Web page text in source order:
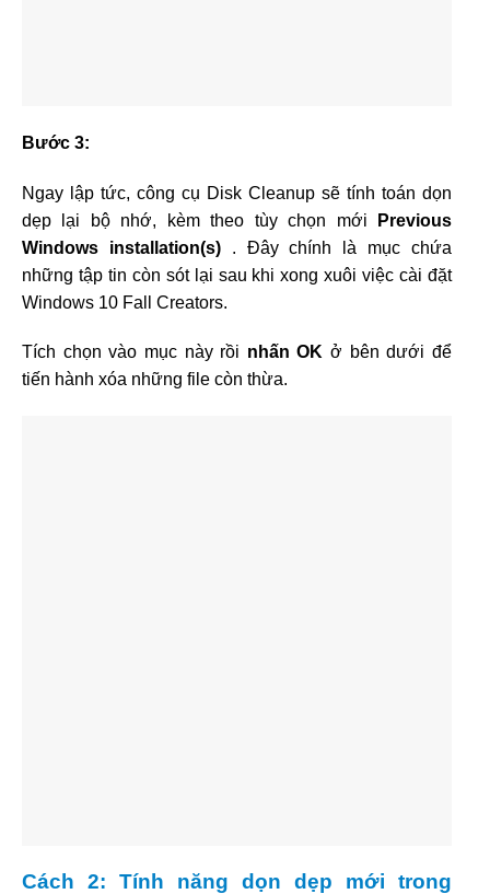
Bước 3:
Ngay lập tức, công cụ Disk Cleanup sẽ tính toán dọn
dẹp lại bộ nhớ, kèm theo tùy chọn mới
Previous
Windows installation(s) . Đây chính là mục chứa
những tập tin còn sót lại sau khi xong xuôi việc cài đặt
Windows 10 Fall Creators.
Tích chọn vào mục này rồi nhấn OKở bên dưới để
tiến hành xóa những file còn thừa.
Cách 2: Tính năng dọn dẹp mới trong